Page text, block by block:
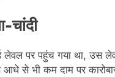
चांदी
लेवल पर पहुंच गया था,
से भी कम दाम पर